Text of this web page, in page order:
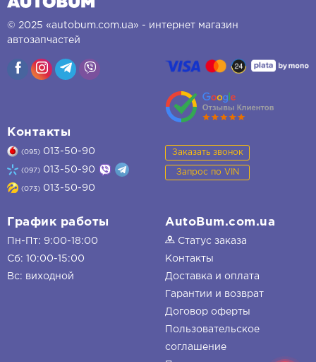
© 2025 «autobum.com.ua» - интернет магазин
автозапчастей
Контакты
(095) 013-50-90
(097) 013-50-90
(073) 013-50-90
Заказать звонок
Запрос по VIN
График работы
Пн-Пт: 9:00-18:00
Сб: 10:00-15:00
Вс: виходной
AutoBum.com.ua
Статус заказа
Контакты
Доставка и оплата
Гарантии и возврат
Договор оферты
Пользовательское
соглашение